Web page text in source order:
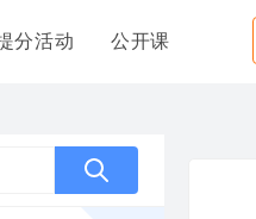
分活动 公开课